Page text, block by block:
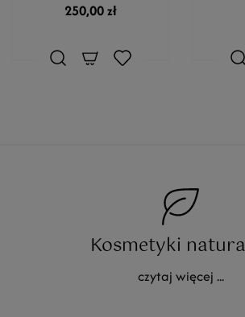
250,00 zł
Kosmetyki
czytaj więcej ...